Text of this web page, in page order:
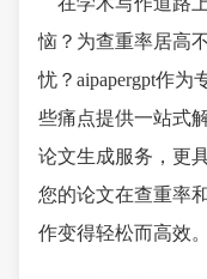
恼？为查重率居高
忧？aipapergpt作
些痛点提供一站式
论文生成服务，更
您的论文在查重率
作变得轻松而高效。